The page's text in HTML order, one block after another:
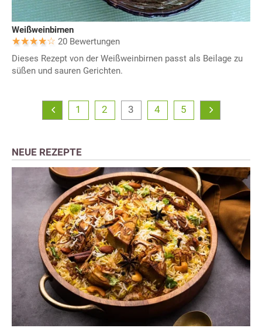
Weißweinbirnen
20 Bewertungen
Dieses Rezept von der Weißweinbirnen passt als Beilage zu
süßen und sauren Gerichten.
1 2 3 4 5
NEUE REZEPTE